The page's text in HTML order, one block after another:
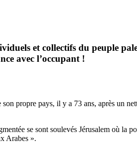
et collectifs du peuple
avec l’occupant !
propre pays, il y a 73 ans, après un
se sont soulevés Jérusalem où la
Arabes ».